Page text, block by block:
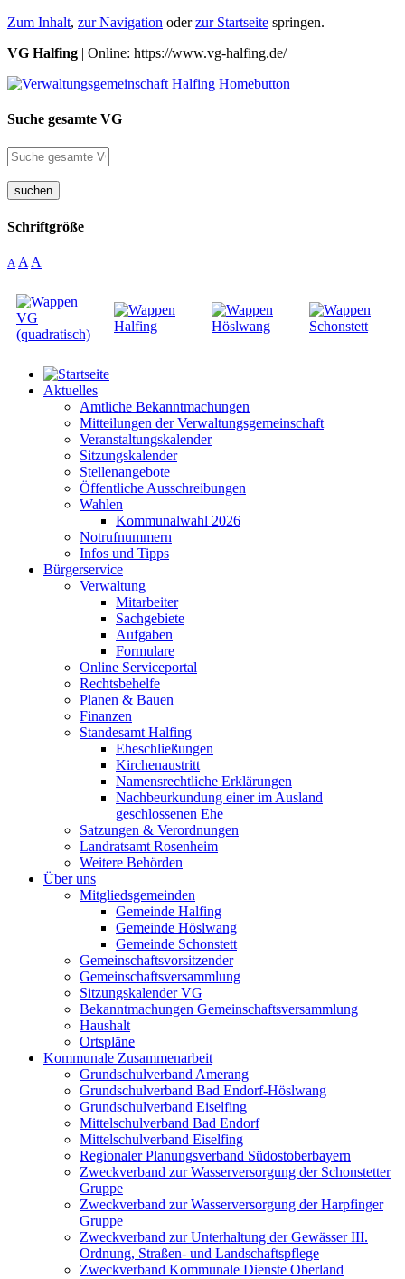
Zum Inhalt, zur Navigation oderzur Startseite springen.
VG Halfing | Online: https://www.vg-halfing.de/
Suche gesamte VG
suchen
Schriftgröße
A A A
Aktuelles
Amtliche Bekanntmachungen
Mitteilungen der Verwaltungsgemeinschaft
Veranstaltungskalender
Sitzungskalender
Stellenangebote
Öffentliche Ausschreibungen
Wahlen
Kommunalwahl 2026
Notrufnummern
Infos und Tipps
Bürgerservice
Verwaltung
Mitarbeiter
Sachgebiete
Aufgaben
Formulare
Online Serviceportal
Rechtsbehelfe
Planen & Bauen
Finanzen
Standesamt Halfing
Eheschließungen
Kirchenaustritt
Namensrechtliche Erklärungen
Nachbeurkundung einer im Ausland
geschlossenen Ehe
Satzungen & Verordnungen
Landratsamt Rosenheim
Weitere Behörden
Über uns
Mitgliedsgemeinden
Gemeinde Halfing
Gemeinde Höslwang
Gemeinde Schonstett
Gemeinschaftsvorsitzender
Gemeinschaftsversammlung
Sitzungskalender VG
Bekanntmachungen Gemeinschaftsversammlung
Haushalt
Ortspläne
Kommunale Zusammenarbeit
Grundschulverband Amerang
Grundschulverband Bad Endorf-Höslwang
Grundschulverband Eiselfing
Mittelschulverband Bad Endorf
Mittelschulverband Eiselfing
Regionaler Planungsverband Südostoberbayern
Zweckverband zur Wasserversorgung der Schonstetter
Gruppe
Zweckverband zur Wasserversorgung der Harpfinger
Gruppe
Zweckverband zur Unterhaltung der Gewässer III.
Ordnung, Straßen- und Landschaftspflege
Zweckverband Kommunale Dienste Oberland